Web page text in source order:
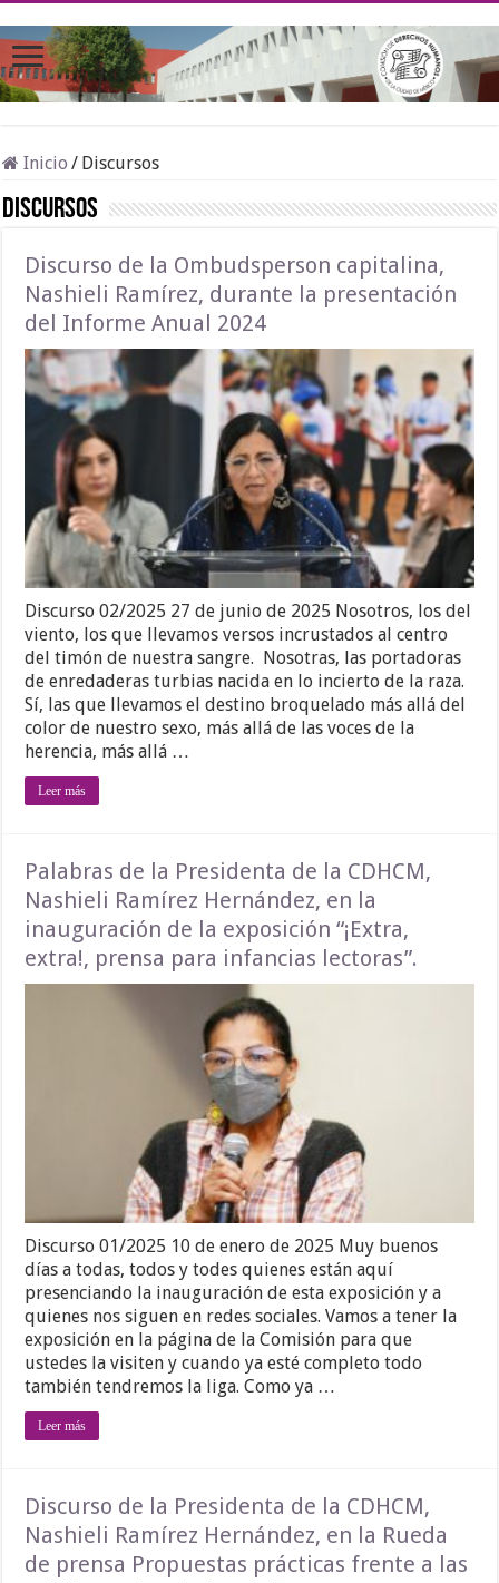
Inicio / Discursos
Discursos
Discurso de la Ombudsperson capitalina,
Nashieli Ramírez, durante la presentación
del Informe Anual 2024
Discurso 02/2025 27 de junio de 2025 Nosotros, los del
viento, los que llevamos versos incrustados al centro
del timón de nuestra sangre. Nosotras, las portadoras
de enredaderas turbias nacida en lo incierto de la raza.
Sí, las que llevamos el destino broquelado más allá del
color de nuestro sexo, más allá de las voces de la
herencia, más allá …
Leer más
Palabras de la Presidenta de la CDHCM,
Nashieli Ramírez Hernández, en la
inauguración de la exposición “¡Extra,
extra!, prensa para infancias lectoras”.
Discurso 01/2025 10 de enero de 2025 Muy buenos
días a todas, todos y todes quienes están aquí
presenciando la inauguración de esta exposición y a
quienes nos siguen en redes sociales. Vamos a tener la
exposición en la página de la Comisión para que
ustedes la visiten y cuando ya esté completo todo
también tendremos la liga. Como ya …
Leer más
Discurso de la Presidenta de la CDHCM,
Nashieli Ramírez Hernández, en la Rueda
de prensa Propuestas prácticas frente a las